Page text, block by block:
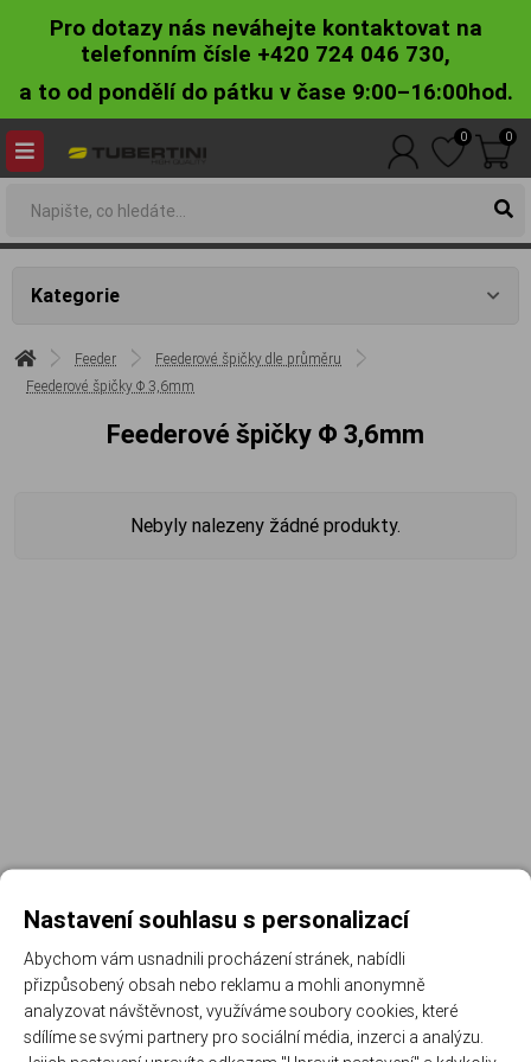
Pro dotazy nás neváhejte kontaktovat na
telefonním čísle +420 724 046 730,
a to od pondělí do pátku v čase 9:00–16:00hod.
0 0
Kategorie
Feeder
Feederové špičky dle průměru
Feederové špičky Φ 3,6mm
Feederové špičky Φ 3,6mm
Nebyly nalezeny žádné produkty.
Registrujte se k odběru newsletteru a už Vám
nic neunikne
Nastavení souhlasu s personalizací
Abychom vám usnadnili procházení stránek, nabídli
přizpůsobený obsah nebo reklamu a mohli anonymně
analyzovat návštěvnost, využíváme soubory cookies, které
sdílíme se svými partnery pro sociální média, inzerci a analýzu.